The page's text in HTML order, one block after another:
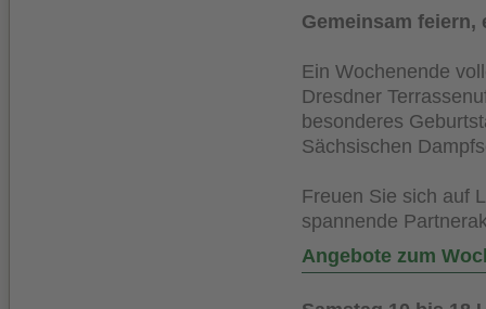
Gemeinsam feiern,
Ein Wochenende
Dresdner
besonderes
Sächsischen
Freuen Sie sich auf
spannende
Angebote zum